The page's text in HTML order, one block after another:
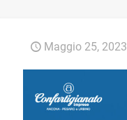
Maggio 25, 2023